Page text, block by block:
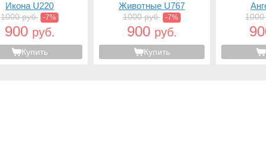
Икона U220
1000 руб. -7%
900 руб.
Купить
Животные U767
1000 руб. -7%
900 руб.
Купить
1000